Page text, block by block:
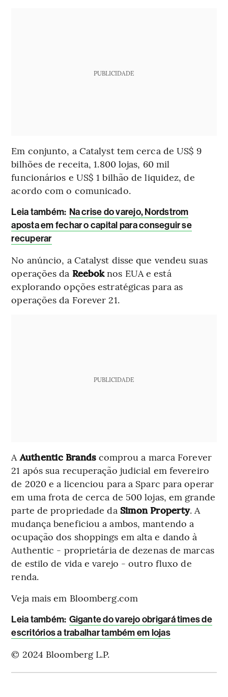
PUBLICIDADE
Em conjunto, a Catalyst tem cerca de US$ 9
bilhões de receita, 1.800 lojas, 60 mil
funcionários e US$ 1 bilhão de liquidez, de
acordo com o comunicado.
Leia também: Na crise do varejo, Nordstrom
aposta em fechar o capital para conseguir se
recuperar
No anúncio, a Catalyst disse que vendeu suas
operações da Reeboknos EUA e está
explorando opções estratégicas para as
operações da Forever 21.
PUBLICIDADE
AAuthentic Brandscomprou a marca Forever
21 após sua recuperação judicial em fevereiro
de 2020 e a licenciou para a Sparc para operar
em uma frota de cerca de 500 lojas, em grande
parte de propriedade da Simon Property. A
mudança beneficiou a ambos, mantendo a
ocupação dos shoppings em alta e dando à
Authentic - proprietária de dezenas de marcas
de estilo de vida e varejo - outro fluxo de
renda.
Veja mais em Bloomberg.com
Leia também: Gigante do varejo obrigará times de
escritórios a trabalhar também em lojas
© 2024 Bloomberg L.P.